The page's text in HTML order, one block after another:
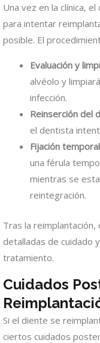
Una vez en la clínica,
para intentar
posible. El
Evaluación y
alvéolo y
infección.
Reinserción del
el dentista
Fijación
una férula
mientras se
reintegración.
Tras la
detalladas de cuidado
tratamiento.
Cuidados
Si el diente se
ciertos cuidados